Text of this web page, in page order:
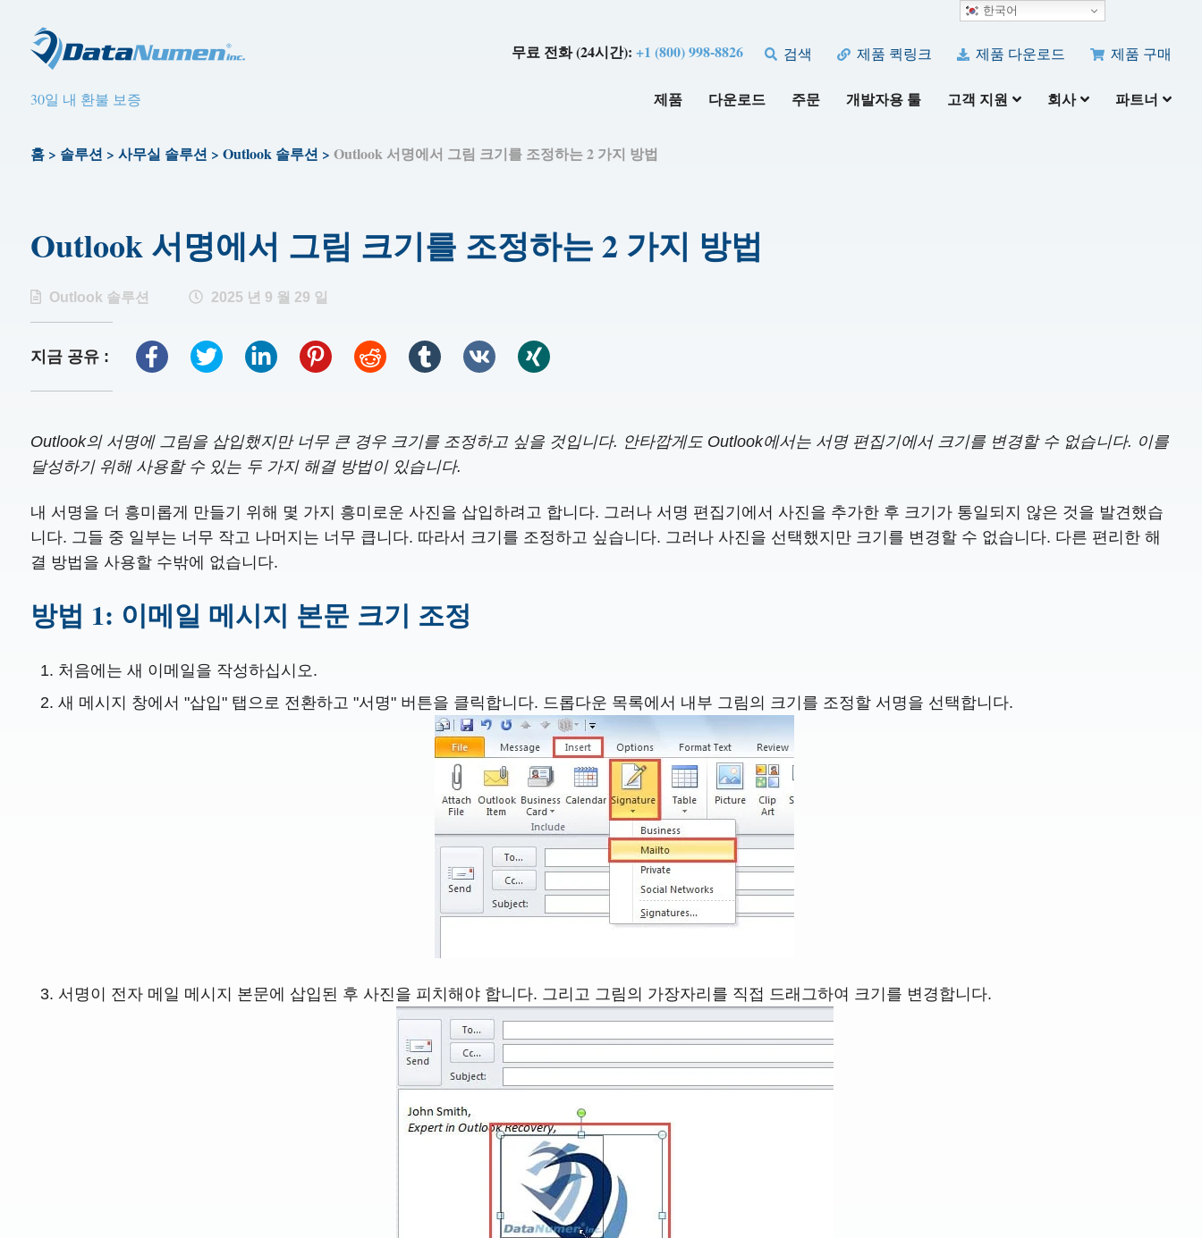
무료 전화 (24시간):+1 (800) 998-8826 검색 제품 퀵링크 제품 다운로드 제품 구매
30일 내 환불 보증 제품 다운로드 주문 개발자용 툴 고객 지원 회사 파트너
홈> 솔루션 > 사무실 솔루션 > Outlook 솔루션 > Outlook 서명에서 그림 크기를 조정하는 2 가지 방법
Outlook 서명에서 그림 크기를 조정하는 2 가지 방법
Outlook 솔루션 2025 년 9 월 29 일
지금 공유 :
Outlook의 서명에 그림을 삽입했지만 너무 큰 경우 크기를 조정하고 싶을 것입니다. 안타깝게도 Outlook에서는 서명 편집기에서 크기를 변경할 수 없습니다. 이를
달성하기 위해 사용할 수 있는 두 가지 해결 방법이 있습니다.
내 서명을 더 흥미롭게 만들기 위해 몇 가지 흥미로운 사진을 삽입하려고 합니다. 그러나 서명 편집기에서 사진을 추가한 후 크기가 통일되지 않은 것을 발견했습
니다. 그들 중 일부는 너무 작고 나머지는 너무 큽니다. 따라서 크기를 조정하고 싶습니다. 그러나 사진을 선택했지만 크기를 변경할 수 없습니다. 다른 편리한 해
결 방법을 사용할 수밖에 없습니다.
방법 1: 이메일 메시지 본문 크기 조정
처음에는 새 이메일을 작성하십시오.
새 메시지 창에서 "삽입" 탭으로 전환하고 "서명" 버튼을 클릭합니다. 드롭다운 목록에서 내부 그림의 크기를 조정할 서명을 선택합니다.
서명이 전자 메일 메시지 본문에 삽입된 후 사진을 피치해야 합니다. 그리고 그림의 가장자리를 직접 드래그하여 크기를 변경합니다.
한국어